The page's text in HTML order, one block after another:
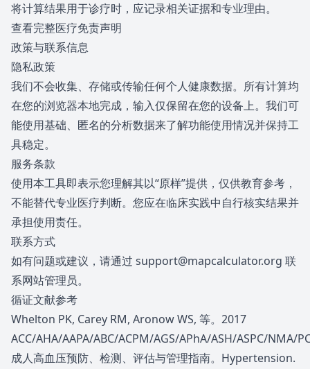
将计算结果用于诊疗时，应记录相关证据和专业理由。
查看完整医疗免责声明
政策与联系信息
隐私政策
我们不会收集、存储或传输任何个人健康数据。所有计算均
在您的浏览器本地完成，输入仅保留在您的设备上。我们可
能使用基础、匿名的分析数据来了解功能使用情况并保持工
具稳定。
服务条款
使用本工具即表示您理解其以“原样”提供，仅供教育参考，
不能替代专业医疗判断。您应在临床实践中自行核实结果并
承担使用责任。
联系方式
如有问题或建议，请通过 support@mapcalculator.org 联
系网站管理员。
循证文献参考
Whelton PK, Carey RM, Aronow WS, 等。2017
ACC/AHA/AAPA/ABC/ACPM/AGS/APhA/ASH/ASPC/NMA/
成人高血压预防、检测、评估与管理指南。Hypertension.